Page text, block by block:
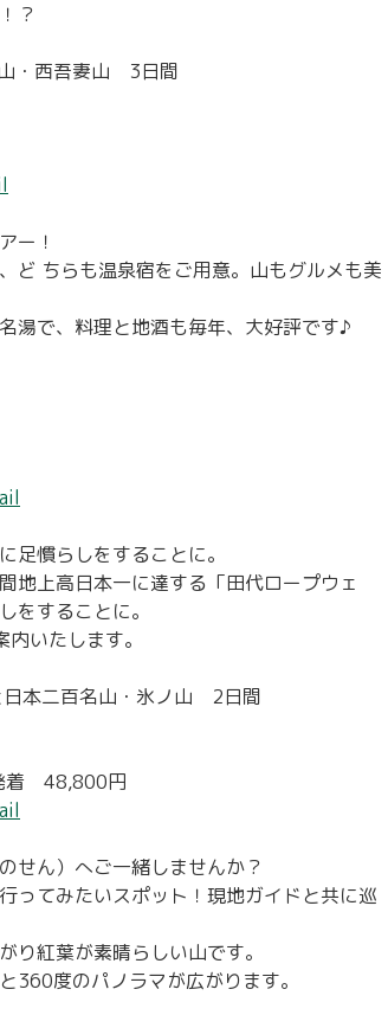
？
・西吾妻山 3日間
ー！
ど ちらも温泉宿をご用意。山もグルメも美
湯で、料理と地酒も毎年、大好評です♪
足慣らしをすることに。
地上高日本一に達する「田代ロープウェ
をすることに。
いたします。
本二百名山・氷ノ山 2日間
着 48,800円
せん）へご一緒しませんか？
ってみたいスポット！現地ガイドと共に巡
り紅葉が素晴らしい山です。
360度のパノラマが広がります。